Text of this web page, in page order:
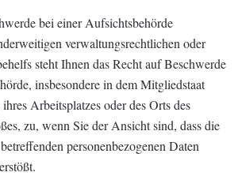
bei einer Aufsichtsbehörde
verwaltungsrechtlichen oder
steht Ihnen das Recht auf Beschwerde
insbesondere in dem Mitgliedstaat
Arbeitsplatzes oder des Orts des
zu, wenn Sie der Ansicht sind, dass die
personenbezogenen Daten